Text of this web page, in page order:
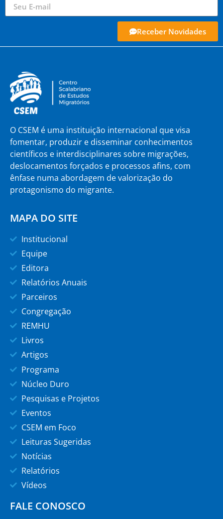
Receber Novidades
O CSEM é uma instituição internacional que visa
fomentar, produzir e disseminar conhecimentos
científicos e interdisciplinares sobre migrações,
deslocamentos forçados e processos afins, com
ênfase numa abordagem de valorização do
protagonismo do migrante.
MAPA DO SITE
Institucional
Equipe
Editora
Relatórios Anuais
Parceiros
Congregação
REMHU
Livros
Artigos
Programa
Núcleo Duro
Pesquisas e Projetos
Eventos
CSEM em Foco
Leituras Sugeridas
Notícias
Relatórios
Vídeos
FALE CONOSCO